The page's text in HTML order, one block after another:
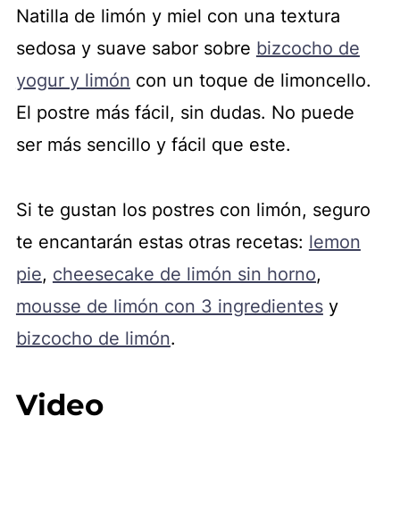
Natilla de limón y miel con una textura
sedosa y suave sabor sobre bizcocho de
yogur y limón con un toque de limoncello.
El postre más fácil, sin dudas. No puede
ser más sencillo y fácil que este.
Si te gustan los postres con limón, seguro
te encantarán estas otras recetas: lemon
pie, cheesecake de limón sin horno,
mousse de limón con 3 ingredientesy
bizcocho de limón.
Video